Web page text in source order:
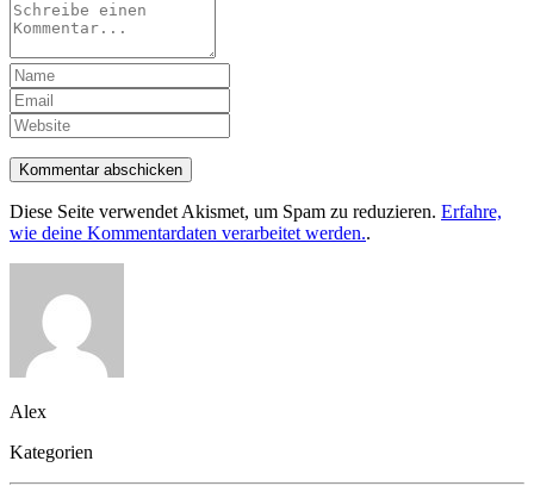
Kommentar abschicken
Diese Seite verwendet Akismet, um Spam zu reduzieren. Erfahre,
wie deine Kommentardaten verarbeitet werden..
Alex
Kategorien